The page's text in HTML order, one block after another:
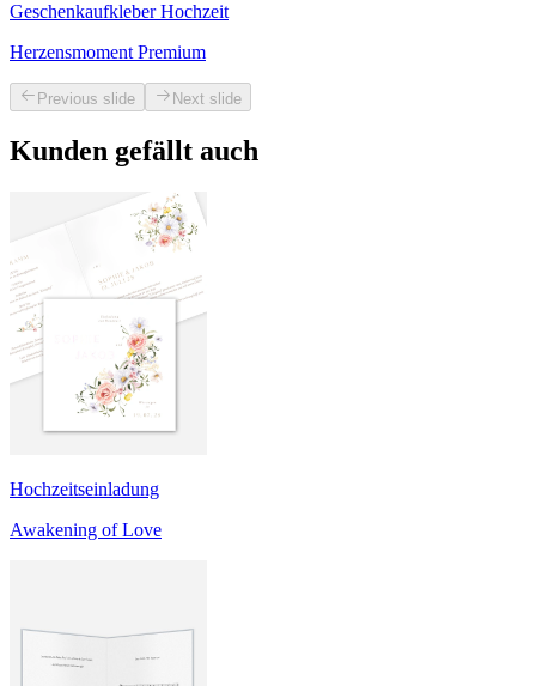
Geschenkaufkleber Hochzeit
Herzensmoment Premium
Previous slide Next slide
Kunden gefällt auch
Hochzeitseinladung
Awakening of Love